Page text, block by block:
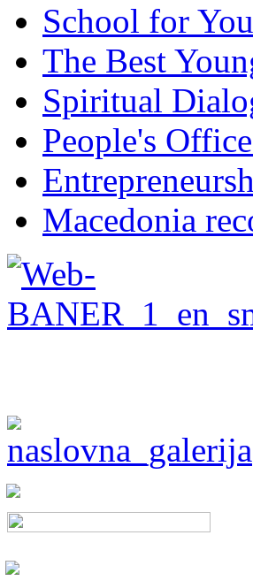
School for
The Best
Spiritual
People's
Macedonia